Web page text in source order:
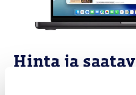
Hinta ja
Applen Creator Studio